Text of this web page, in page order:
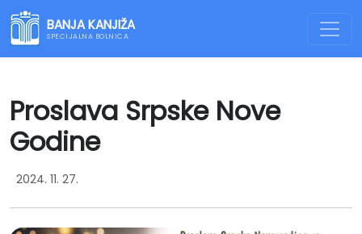
BANJA KANJIŽA
SPECIJALNA BOLNICA
Proslava Srpske Nove
Godine
2024. 11. 27.